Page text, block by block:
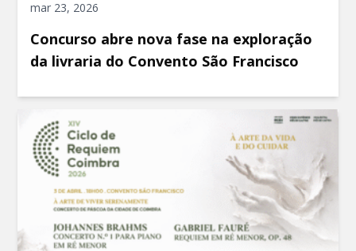
mar 23, 2026
Concurso abre nova fase na exploração
da livraria do Convento São Francisco